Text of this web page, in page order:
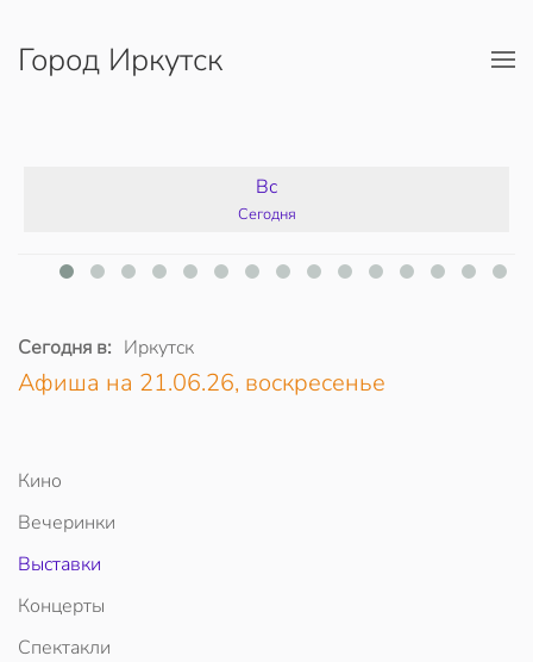
Перейти к содержимому
Город Иркутск
Вс
Сегодня
Сегодня в: Иркутск
Афиша на 21.06.26, воскресенье
Кино
Вечеринки
Выставки
Концерты
Спектакли